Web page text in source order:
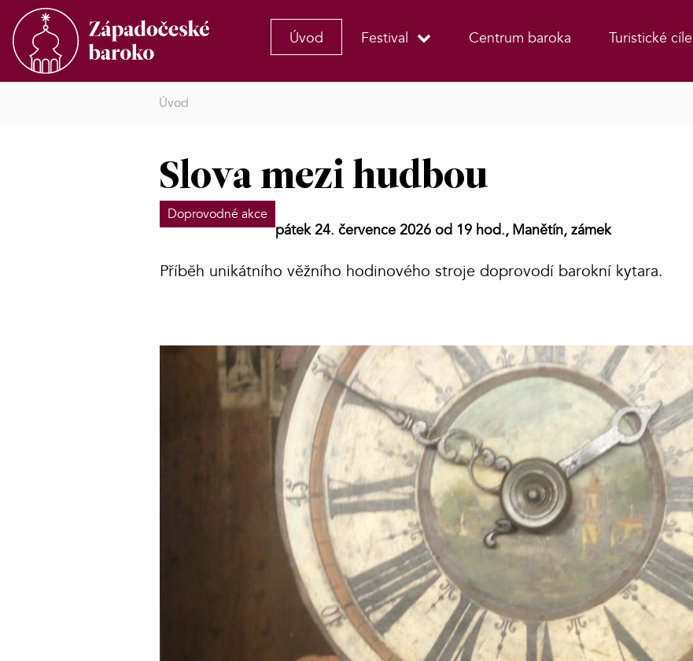
Úvod Festival Centrum baroka Turistické cíle
Úvod
Slova mezi hudbou
Doprovodné akce
pátek 24. července 2026 od 19 hod., Manětín, zámek
Příběh unikátního věžního hodinového stroje doprovodí barokní kytara.